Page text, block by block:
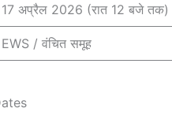
17 अप्रैल 2026 (रात 12 बजे तक)
EWS / वंचित समूह